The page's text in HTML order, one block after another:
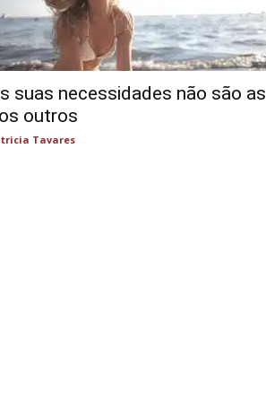
suas necessidades não são as
outros
Tavares